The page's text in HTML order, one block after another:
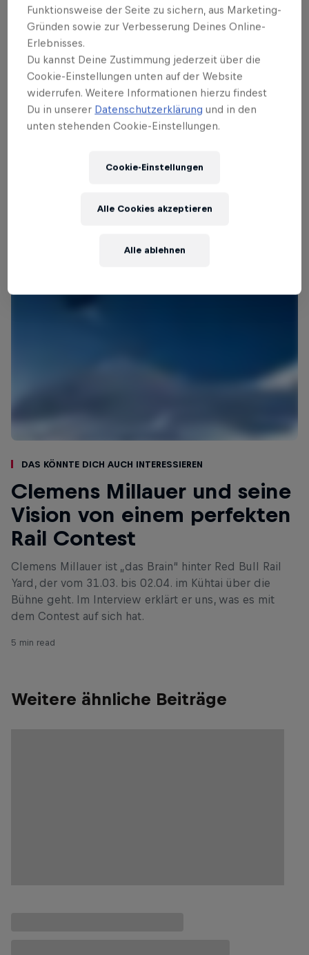
Das könnte dich auch interessieren
Clemens Millauer und seine
Vision von einem perfekten
Rail Contest
Clemens Millauer ist „das Brain“ hinter Red Bull Rail
Yard, der vom 31.03. bis 02.04. im Kühtai über die
Bühne geht. Im Interview erklärt er uns, was es mit
dem Contest auf sich hat.
5 min read
Weitere ähnliche Beiträge
Funktionsweise der Seite zu sichern, aus Marketing-
Gründen sowie zur Verbesserung Deines Online-
Erlebnisses.
Du kannst Deine Zustimmung jederzeit über die
Cookie-Einstellungen unten auf der Website
widerrufen. Weitere Informationen hierzu findest
Du in unserer Datenschutzerklärung und in den
unten stehenden Cookie-Einstellungen.
Cookie-Einstellungen
Alle ablehnen
Alle Cookies akzeptieren